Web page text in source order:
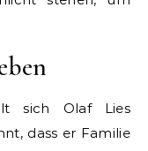
sich Olaf Lies
dass er Familie